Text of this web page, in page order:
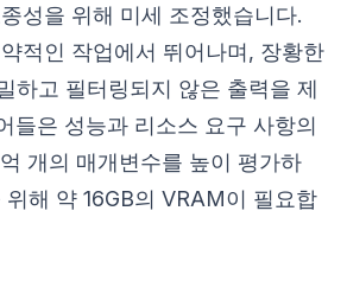
성을 위해 미세 조정했습니다.
적인 작업에서 뛰어나며, 장황한
하고 필터링되지 않은 출력을 제
들은 성능과 리소스 요구 사항의
개의 매개변수를 높이 평가하
해 약 16GB의 VRAM이 필요합